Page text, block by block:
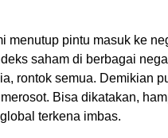
menutup pintu masuk ke
saham di berbagai
rontok semua. Demikian
Bisa dikatakan,
terkena imbas.